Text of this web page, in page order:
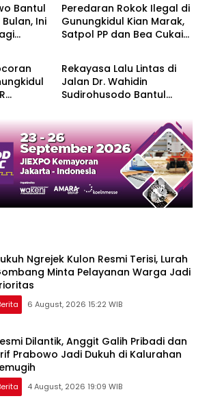
Bantul
Ini
Peredaran Rokok Ilegal di
Gunungkidul Kian Marak,
Satpol PP dan Bea Cukai
Berita
Rekayasa Lalu Lintas di
Jalan Dr. Wahidin
Sudirohusodo Bantul
Alternatifnya
Ngrejek Kulon Resmi Terisi, Lurah
Minta Pelayanan Warga Jadi
6 August, 2026 15:22 WIB
Dilantik, Anggit Galih Pribadi dan
Prabowo Jadi Dukuh di Kalurahan
4 August, 2026 19:09 WIB